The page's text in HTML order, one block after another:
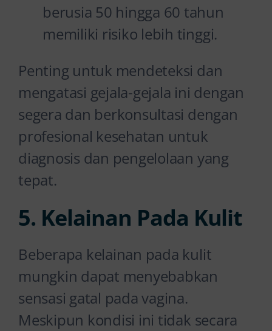
berusia 50 hingga 60 tahun
memiliki risiko lebih tinggi.
Penting untuk mendeteksi dan
mengatasi gejala-gejala ini dengan
segera dan berkonsultasi dengan
profesional kesehatan untuk
diagnosis dan pengelolaan yang
tepat.
5. Kelainan Pada Kulit
Beberapa kelainan pada kulit
mungkin dapat menyebabkan
sensasi gatal pada vagina.
Meskipun kondisi ini tidak secara